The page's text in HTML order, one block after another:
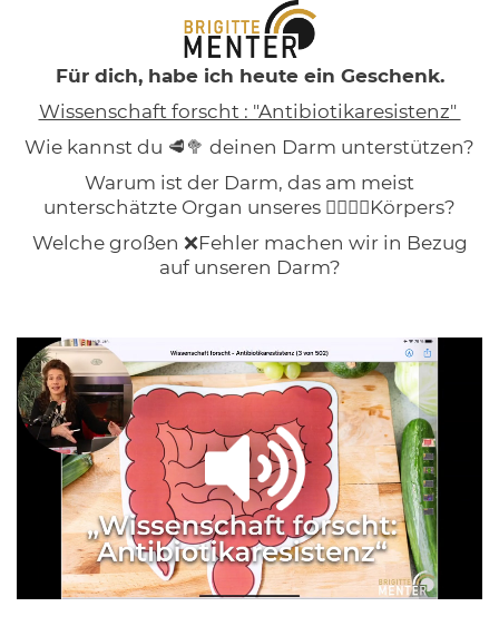
Für dich, habe ich heute ein Geschenk.
Wissenschaft forscht : "Antibiotikaresistenz"
Wie kannst du 🥩🥦 deinen Darm unterstützen?
Warum ist der Darm, das am meist
unterschätzte Organ unseres 🙋‍♀️🙋‍♂️Körpers?
Welche großen ❌Fehler machen wir in Bezug
auf unseren Darm?
Unmute / Loaded
100.00%
Playback
Rate